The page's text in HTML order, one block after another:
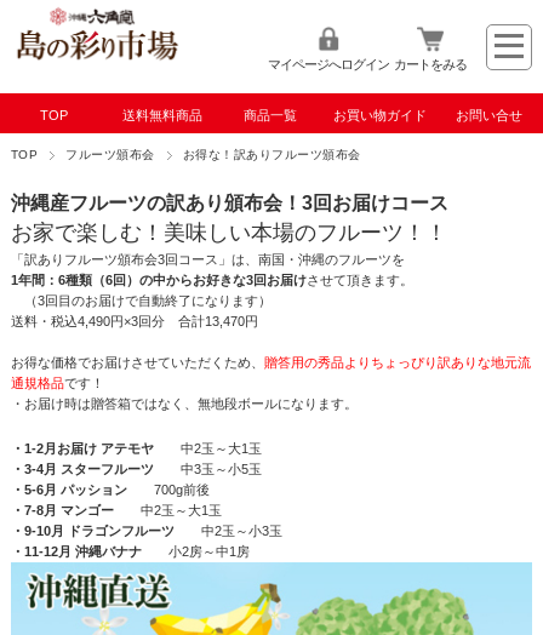
マイページへログイン カートをみる
TOP 送料無料商品 商品一覧 お買い物ガイド お問い合せ
TOP フルーツ頒布会 お得な！訳ありフルーツ頒布会
沖縄産フルーツの訳あり頒布会！3回お届けコース
お家で楽しむ！美味しい本場のフルーツ！！
「訳ありフルーツ頒布会3回コース」は、南国・沖縄のフルーツを
1年間：6種類（6回）の中からお好きな3回お届けさせて頂きます。
（3回目のお届けで自動終了になります）
送料・税込4,490円×3回分 合計13,470円
お得な価格でお届けさせていただくため、 贈答用の秀品よりちょっぴり訳ありな地元流
通規格品です！
・お届け時は贈答箱ではなく、無地段ボールになります。
・1-2月お届け アテモヤ中2玉～大1玉
・3-4月 スターフルーツ中3玉～小5玉
・5-6月 パッション700g前後
・7-8月 マンゴー中2玉～大1玉
・9-10月 ドラゴンフルーツ中2玉～小3玉
・11-12月 沖縄バナナ小2房～中1房